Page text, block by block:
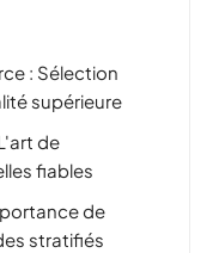
: Sélection
supérieure
de
fiables
de
stratifiés